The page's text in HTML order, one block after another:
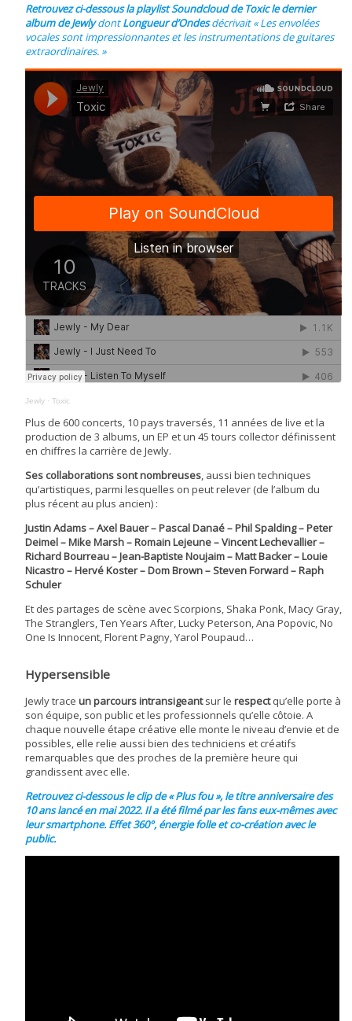
Retrouvez ci-dessous la playlist Soundcloud de Toxic le dernier
album de JewlydontLongueur d’Ondesdécrivait « Les envolées
vocales sont impressionnantes et les instrumentations de guitares
extraordinaires. »
Jewly ·Toxic
Plus de 600 concerts, 10 pays traversés, 11 années de live et la
production de 3 albums, un EP et un 45 tours collector définissent
en chiffres la carrière de Jewly.
Ses collaborations sont nombreuses, aussi bien techniques
qu’artistiques, parmi lesquelles on peut relever (de l’album du
plus récent au plus ancien) :
Justin Adams – Axel Bauer – Pascal Danaé – Phil Spalding – Peter
Deimel – Mike Marsh – Romain Lejeune – Vincent Lechevallier –
Richard Bourreau – Jean-Baptiste Noujaim – Matt Backer – Louie
Nicastro – Hervé Koster – Dom Brown – Steven Forward – Raph
Schuler
Et des partages de scène avec Scorpions, Shaka Ponk, Macy Gray,
The Stranglers, Ten Years After, Lucky Peterson, Ana Popovic, No
One Is Innocent, Florent Pagny, Yarol Poupaud…
Hypersensible
Jewly traceun parcours intransigeantsur lerespectqu’elle porte à
son équipe, son public et les professionnels qu’elle côtoie. A
chaque nouvelle étape créative elle monte le niveau d’envie et de
possibles, elle relie aussi bien des techniciens et créatifs
remarquables que des proches de la première heure qui
grandissent avec elle.
Retrouvez ci-dessous le clip de « Plus fou », le titre anniversaire des
10 ans lancé en mai 2022. Il a été filmé par les fans eux-mêmes avec
leur smartphone. Effet 360°, énergie folle et co-création avec le
public.